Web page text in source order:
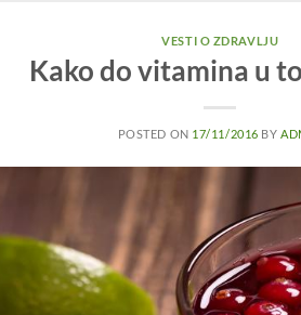
VESTI O ZDRAVLJU
Kako do vitamina u
POSTED ON 17/11/2016 BY